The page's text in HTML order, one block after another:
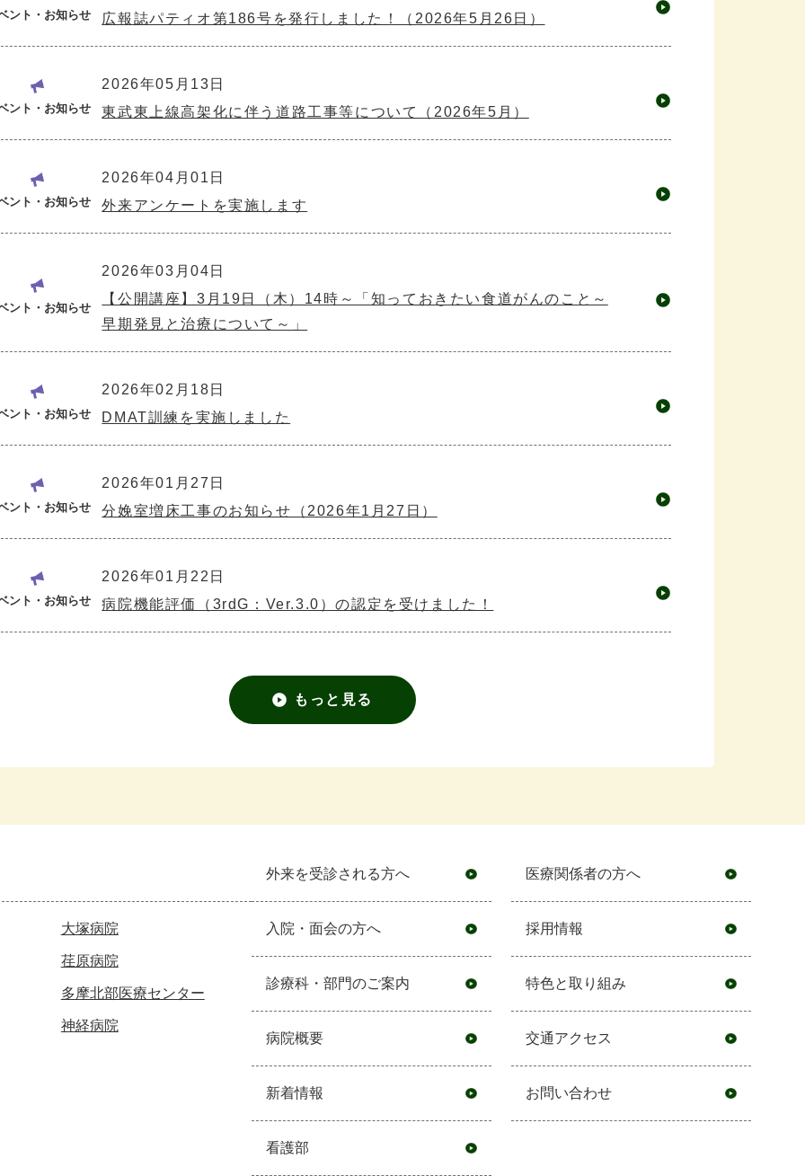
ント・お知らせ
広報誌パティオ第186号を発行しました！（2026年5月26日）
ント・お知らせ
2026年05月13日
東武東上線高架化に伴う道路工事等について（2026年5月）
ント・お知らせ
2026年04月01日
外来アンケートを実施します
ント・お知らせ
2026年03月04日
【公開講座】3月19日（木）14時～「知っておきたい食道がんのこと～
早期発見と治療について～」
ント・お知らせ
2026年02月18日
DMAT訓練を実施しました
ント・お知らせ
2026年01月27日
分娩室増床工事のお知らせ（2026年1月27日）
ント・お知らせ
2026年01月22日
病院機能評価（3rdG：Ver.3.0）の認定を受けました！
もっと見る
大塚病院
荏原病院
多摩北部医療センター
神経病院
外来を受診される方へ
入院・面会の方へ
診療科・部門のご案内
病院概要
新着情報
看護部
医療関係者の方へ
採用情報
特色と取り組み
交通アクセス
お問い合わせ